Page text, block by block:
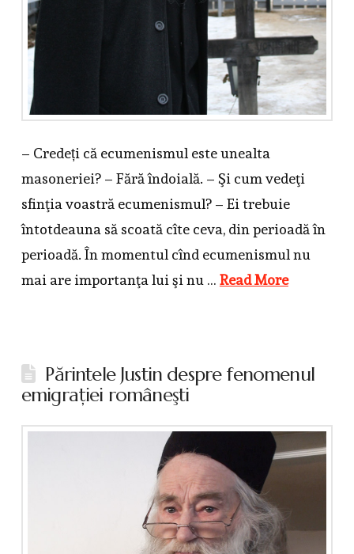
– Credeți că ecumenismul este unealta
masoneriei? – Fără îndoială. – Şi cum vedeţi
sfinţia voastră ecumenismul? – Ei trebuie
întotdeauna să scoată cîte ceva, din perioadă în
perioadă. În momentul cînd ecumenismul nu
mai are importanţa lui şi nu … Read More
Părintele Justin despre fenomenul
emigraţiei româneşti